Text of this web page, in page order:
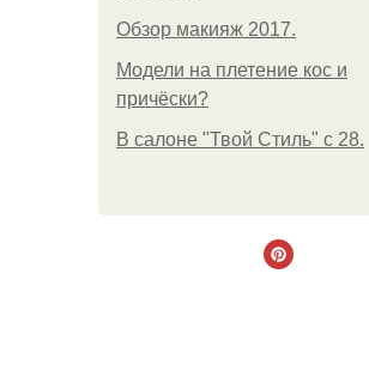
Обзор макияж 2017.
Модели на плетение кос и
причёски?
В салоне "Твой Стиль" с 28.